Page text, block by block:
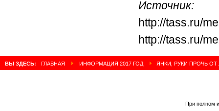
Источник:
http://tass.ru/
http://tass.ru/
ВЫ ЗДЕСЬ: ГЛАВНАЯ ИНФОРМАЦИЯ 2017 ГОД ЯНКИ, РУКИ ПРОЧЬ
При полном